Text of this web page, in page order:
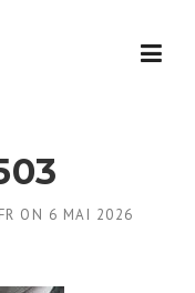
ON 6 MAI 2026